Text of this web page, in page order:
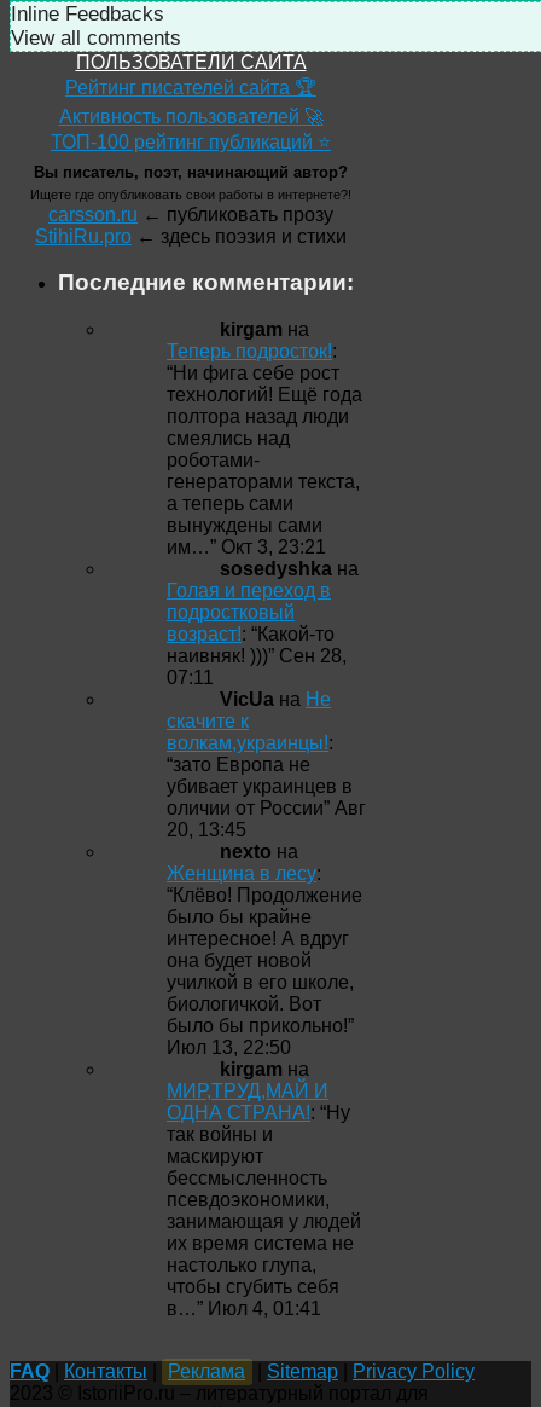
Inline Feedbacks
View all comments
ПОЛЬЗОВАТЕЛИ САЙТА
Рейтинг писателей сайта 🏆
Активность пользователей 🚀
ТОП-100 рейтинг публикаций ⭐
Вы писатель, поэт, начинающий автор?
Ищете где опубликовать свои работы в интернете?!
carsson.ru ← публиковать прозу
StihiRu.pro ← здесь поэзия и стихи
Последние комментарии:
kirgam на
Теперь подросток!:
“Ни фига себе рост
технологий! Ещё года
полтора назад люди
смеялись над
роботами-
генераторами текста,
а теперь сами
вынуждены сами
им…” Окт 3, 23:21
sosedyshka на
Голая и переход в
подростковый
возраст!: “Какой-то
наивняк! )))” Сен 28,
07:11
VicUa на Не
скачите к
волкам,украинцы!:
“зато Европа не
убивает украинцев в
оличии от России” Авг
20, 13:45
nexto на
Женщина в лесу:
“Клёво! Продолжение
было бы крайне
интересное! А вдруг
она будет новой
училкой в его школе,
биологичкой. Вот
было бы прикольно!”
Июл 13, 22:50
kirgam на
МИР,ТРУД,МАЙ И
ОДНА СТРАНА!: “Ну
так войны и
маскируют
бессмысленность
псевдоэкономики,
занимающая у людей
их время система не
настолько глупа,
чтобы сгубить себя
в…” Июл 4, 01:41
FAQ Контакты Реклама Sitemap
Privacy Policy